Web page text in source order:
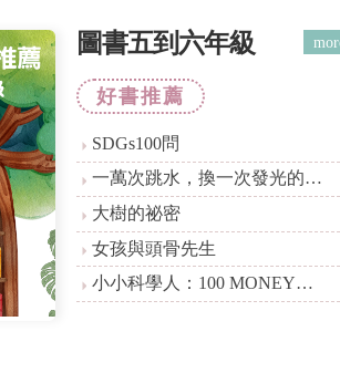
圖書五到六年級
好書推薦
SDGs100問
一萬次跳水，換一次發光的機
會
大樹的祕密
女孩與頭骨先生
小小科學人：100 MONEY大
發現